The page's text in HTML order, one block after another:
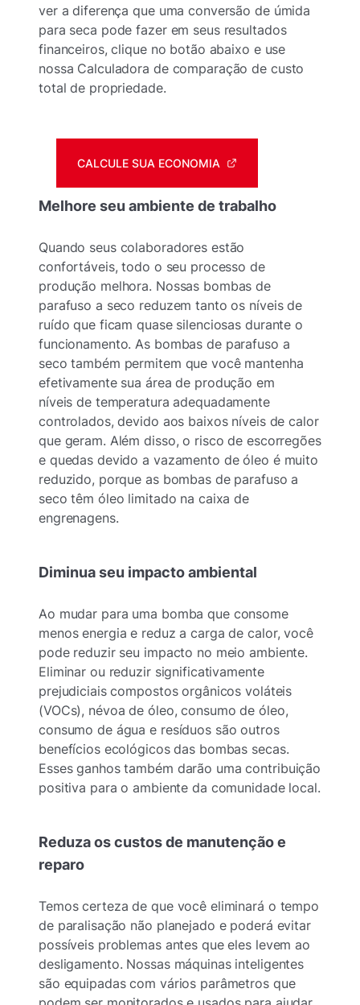
ver a diferença que uma conversão de úmida
para seca pode fazer em seus resultados
financeiros, clique no botão abaixo e use
nossa Calculadora de comparação de custo
total de propriedade.
CALCULE SUA ECONOMIA
Melhore seu ambiente de trabalho
Quando seus colaboradores estão
confortáveis, todo o seu processo de
produção melhora. Nossas bombas de
parafuso a seco reduzem tanto os níveis de
ruído que ficam quase silenciosas durante o
funcionamento. As bombas de parafuso a
seco também permitem que você mantenha
efetivamente sua área de produção em
níveis de temperatura adequadamente
controlados, devido aos baixos níveis de calor
que geram. Além disso, o risco de escorregões
e quedas devido a vazamento de óleo é muito
reduzido, porque as bombas de parafuso a
seco têm óleo limitado na caixa de
engrenagens.
Diminua seu impacto ambiental
Ao mudar para uma bomba que consome
menos energia e reduz a carga de calor, você
pode reduzir seu impacto no meio ambiente.
Eliminar ou reduzir significativamente
prejudiciais compostos orgânicos voláteis
(VOCs), névoa de óleo, consumo de óleo,
consumo de água e resíduos são outros
benefícios ecológicos das bombas secas.
Esses ganhos também darão uma contribuição
positiva para o ambiente da comunidade local.
Reduza os custos de manutenção e
reparo
Temos certeza de que você eliminará o tempo
de paralisação não planejado e poderá evitar
possíveis problemas antes que eles levem ao
desligamento. Nossas máquinas inteligentes
são equipadas com vários parâmetros que